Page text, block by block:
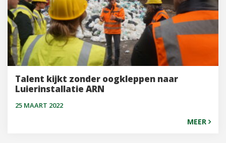
Talent kijkt zonder oogkleppen naar
Luierinstallatie ARN
25 MAART 2022
MEER